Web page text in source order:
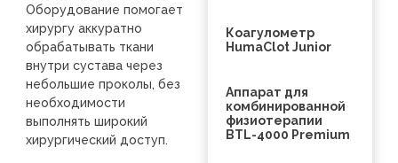
Оборудование помогает
хирургу аккуратно
обрабатывать ткани
внутри сустава через
небольшие проколы, без
необходимости
выполнять широкий
хирургический доступ.
Коагулометр
HumaClot Junior
Аппарат для
комбинированной
физиотерапии
BTL-4000 Premium